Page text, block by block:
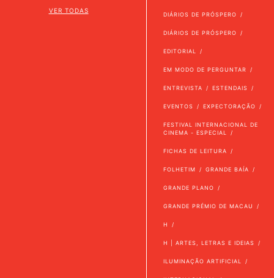
VER TODAS
DIÁRIOS DE PRÓSPERO
DIÁRIOS DE PRÓSPERO
EDITORIAL
EM MODO DE PERGUNTAR
ENTREVISTA ESTENDAIS
EVENTOS EXPECTORAÇÃO
FESTIVAL INTERNACIONAL DE
CINEMA - ESPECIAL
FICHAS DE LEITURA
FOLHETIM GRANDE BAÍA
GRANDE PLANO
GRANDE PRÉMIO DE MACAU
H
H | ARTES, LETRAS E IDEIAS
ILUMINAÇÃO ARTIFICIAL